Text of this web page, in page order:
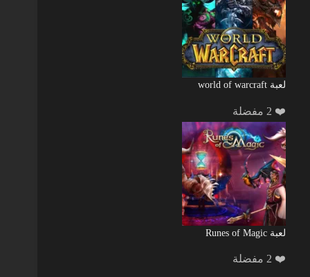
لعبة world of warcraft
❤️ 2 مفضلة
لعبة Runes of Magic
❤️ 2 مفضلة